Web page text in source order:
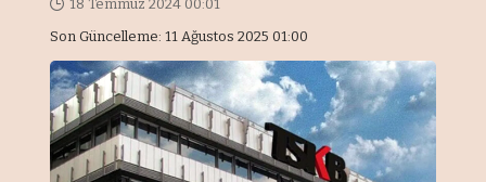
Son Güncelleme: 11 Ağustos 2025 01:00
18 Temmuz 2024 00:01